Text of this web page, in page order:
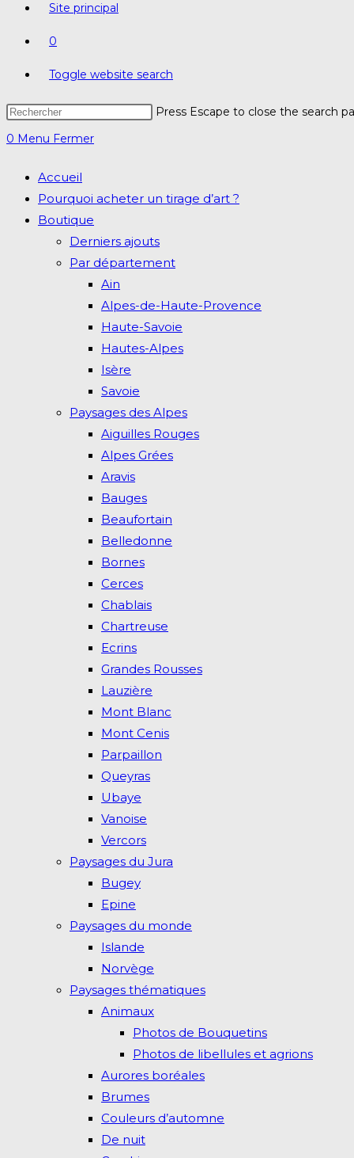
Site principal
0
Toggle website search
Press Escape to close the search
0 Menu Fermer
Accueil
Pourquoi acheter un tirage d’art ?
Boutique
Derniers ajouts
Par département
Ain
Alpes-de-Haute-Provence
Haute-Savoie
Hautes-Alpes
Isère
Savoie
Paysages des Alpes
Aiguilles Rouges
Alpes Grées
Aravis
Bauges
Beaufortain
Belledonne
Bornes
Cerces
Chablais
Chartreuse
Ecrins
Grandes Rousses
Lauzière
Mont Blanc
Mont Cenis
Parpaillon
Queyras
Ubaye
Vanoise
Vercors
Paysages du Jura
Bugey
Epine
Paysages du monde
Islande
Norvège
Paysages thématiques
Animaux
Photos de Bouquetins
Photos de libellules et agrions
Aurores boréales
Brumes
Couleurs d’automne
De nuit